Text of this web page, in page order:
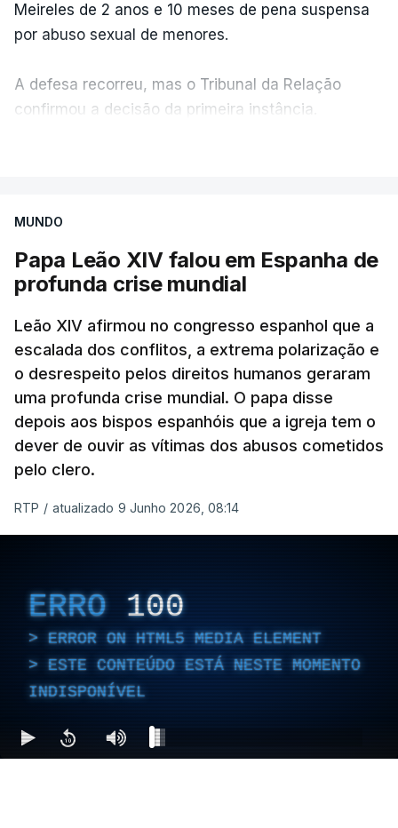
Meireles de 2 anos e 10 meses de pena suspensa
por abuso sexual de menores.
A defesa recorreu, mas o Tribunal da Relação
confirmou a decisão da primeira instância.
Até agora a hierarquia da igreja dizia esperar o
resultado da justiça civil para atuar
Como a RTP noticiou na altura, o padre assumiu
também, perante a judiciária, uma relação de cariz
sexual com um rapaz de 15 anos que não quis
apresentar queixa.
MUNDO
Papa Leão XIV falou em Espanha de
profunda crise mundial
Leão XIV afirmou no congresso espanhol que a
escalada dos conflitos, a extrema polarização e
o desrespeito pelos direitos humanos geraram
uma profunda crise mundial. O papa disse
depois aos bispos espanhóis que a igreja tem o
dever de ouvir as vítimas dos abusos cometidos
pelo clero.
RTP / atualizado 9 Junho 2026, 08:14
ERRO 100
ERROR ON HTML5 MEDIA ELEMENT
ESTE CONTEÚDO ESTÁ NESTE MOMENTO
INDISPONÍVEL